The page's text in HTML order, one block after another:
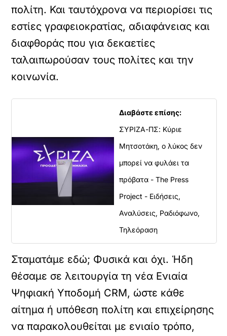
πολίτη. Και ταυτόχρονα να περιορίσει τις
εστίες γραφειοκρατίας, αδιαφάνειας και
διαφθοράς που για δεκαετίες
ταλαιπωρούσαν τους πολίτες και την
κοινωνία.
Διαβάστε επίσης:
ΣΥΡΙΖΑ-ΠΣ: Κύριε
Μητσοτάκη, ο λύκος δεν
μπορεί να φυλάει τα
πρόβατα - The Press
Project - Ειδήσεις,
Αναλύσεις, Ραδιόφωνο,
Τηλεόραση
Σταματάμε εδώ; Φυσικά και όχι. Ήδη
θέσαμε σε λειτουργία τη νέα Ενιαία
Ψηφιακή Υποδομή CRM, ώστε κάθε
αίτημα ή υπόθεση πολίτη και επιχείρησης
να παρακολουθείται με ενιαίο τρόπο,